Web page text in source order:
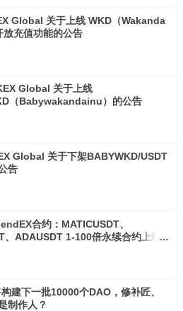
Global 关于上线 WKD（Wakanda
放充值功能的公告
Global 关于上线
（Babywakandainu）的公告
Global 关于下架BABYWKD/USDT
告
合约：MATICUSDT、
、ADAUSDT 1-100倍永续合约上线
建下一批10000个DAO，修补匠、
制作人？